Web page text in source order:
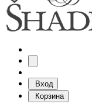
Вход
Корзина